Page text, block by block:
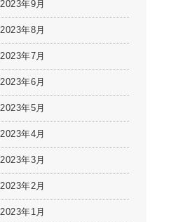
2023年9月
2023年8月
2023年7月
2023年6月
2023年5月
2023年4月
2023年3月
2023年2月
2023年1月